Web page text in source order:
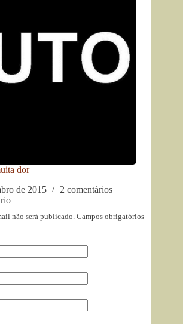
dor
de 2015
2 comentários
não será publicado. Campos obrigatórios